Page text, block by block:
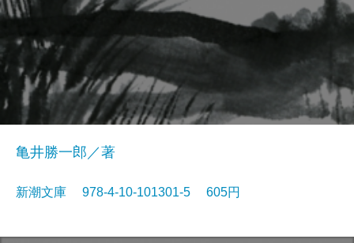
亀井勝一郎／著
新潮文庫 978-4-10-101301-5 605円